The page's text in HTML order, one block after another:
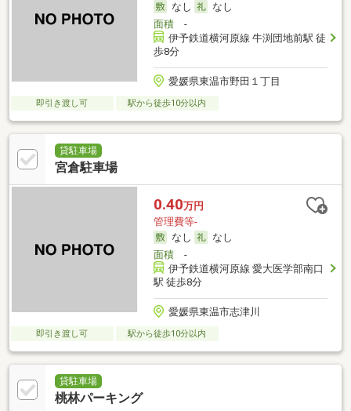
なし
なし
面積-
伊予鉄道横河原線 牛渕団地前駅 徒
歩8分
愛媛県東温市野田１丁目
即引き渡し可 駅から徒歩10分以内
貸駐車場
宮倉駐車場
0.40万円
管理費等-
なし
なし
面積-
伊予鉄道横河原線 愛大医学部南口
駅 徒歩8分
愛媛県東温市志津川
即引き渡し可 駅から徒歩10分以内
貸駐車場
桃林パーキング